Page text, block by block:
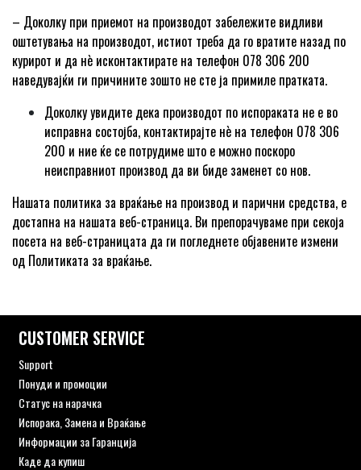
– Доколку при приемот на производот забележите видливи
оштетувања на производот, истиот треба да го вратите назад по
курирот и да нѐ исконтактирате на телефон 078 306 200
наведувајќи ги причините зошто не сте ја примиле пратката.
Доколку увидите дека производот по испораката не е во
исправна состојба, контактирајте нѐ на телефон 078 306
200 и ние ќе се потрудиме што е можно поскоро
неисправниот производ да ви биде заменет со нов.
Нашата политика за враќање на производ и парични средства, е
достапна на нашата веб-страница. Ви препорачуваме при секоја
посета на веб-страницата да ги погледнете објавените измени
од Политиката за враќање.
CUSTOMER SERVICE
Support
Понуди и промоции
Статус на нарачка
Испорака, Замена и Враќање
Информации за Гаранција
Каде да купиш